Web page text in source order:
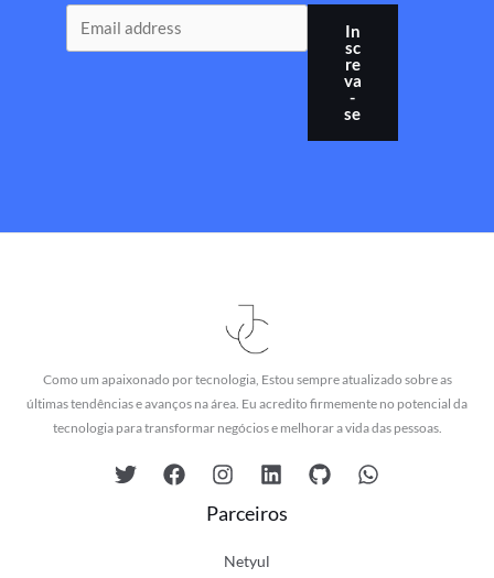
In
sc
re
va
-
se
Como um apaixonado por tecnologia, Estou sempre atualizado sobre as
últimas tendências e avanços na área. Eu acredito firmemente no potencial da
tecnologia para transformar negócios e melhorar a vida das pessoas.
Parceiros
Netyul